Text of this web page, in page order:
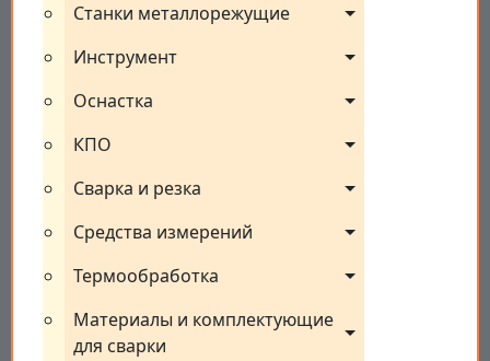
Станки металлорежущие
Инструмент
Оснастка
КПО
Сварка и резка
Средства измерений
Термообработка
Материалы и комплектующие
для сварки